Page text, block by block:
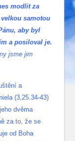
modlit za
samotou
aby byl
a posiloval je.
jsme jim
a
(3,25.34-43)
dvěma
za to, že se
od Boha